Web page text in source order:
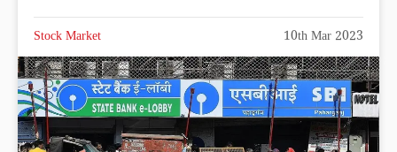
Stock Market 10th Mar 2023